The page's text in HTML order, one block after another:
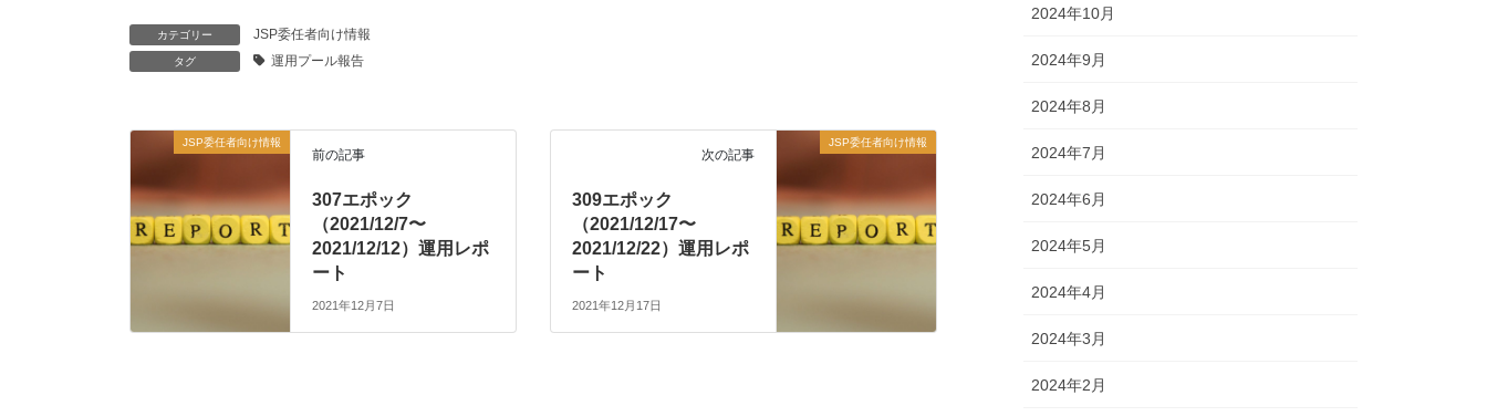
カテゴリー JSP委任者向け情報
タグ 運用プール報告
JSP委任者向け情報
前の記事
307エポック
（2021/12/7〜
2021/12/12）運用レポ
ート
2021年12月7日
JSP委任者向け情報
次の記事
309エポック
（2021/12/17〜
2021/12/22）運用レポ
ート
2021年12月17日
2024年10月
2024年9月
2024年8月
2024年7月
2024年6月
2024年5月
2024年4月
2024年3月
2024年2月